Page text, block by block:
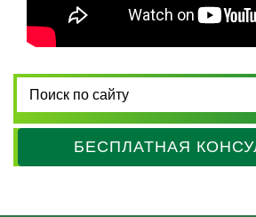
БЕСПЛАТНАЯ